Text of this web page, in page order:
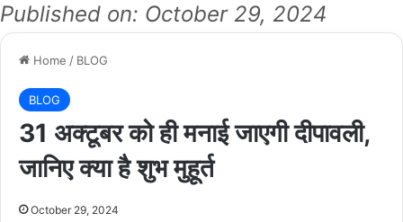
Published on: October 29, 2024
Home / BLOG
BLOG
31 अक्टूबर को ही मनाई जाएगी दीपावली,
जानिए क्या है शुभ मुहूर्त
October 29, 2024